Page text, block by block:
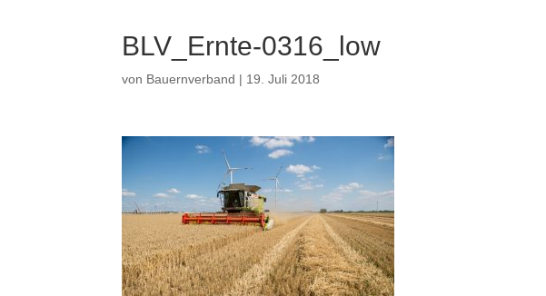
BLV_Ernte-0316_low
von Bauernverband | 19. Juli 2018